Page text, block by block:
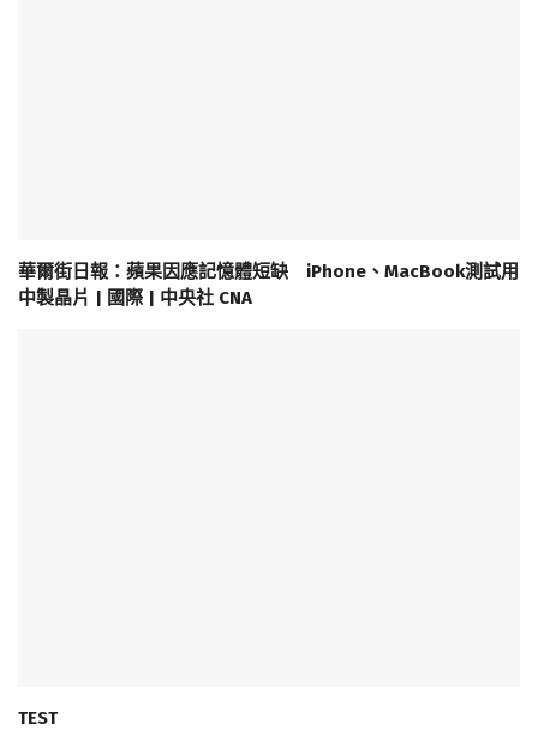
華爾街日報：蘋果因應記憶體短缺 iPhone、MacBook測試用
中製晶片 | 國際 | 中央社 CNA
TEST